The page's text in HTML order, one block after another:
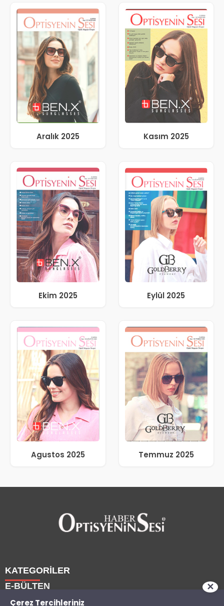
Aralık 2025 Kasım 2025
Ekim 2025 Eylül 2025
Agustos 2025 Temmuz 2025
KATEGORİLER
E-BÜLTEN
Çerez Tercihleriniz
✕